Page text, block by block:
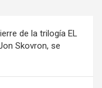
de la trilogía EL
Skovron, se